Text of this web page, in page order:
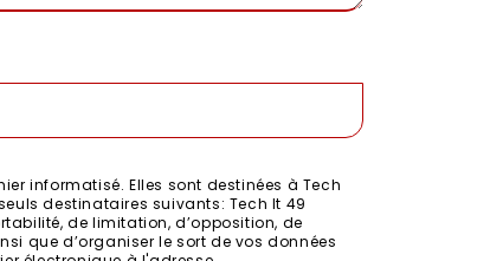
informatisé. Elles sont destinées à Tech
destinataires suivants: Tech It 49
de limitation, d’opposition, de
que d’organiser le sort de vos données